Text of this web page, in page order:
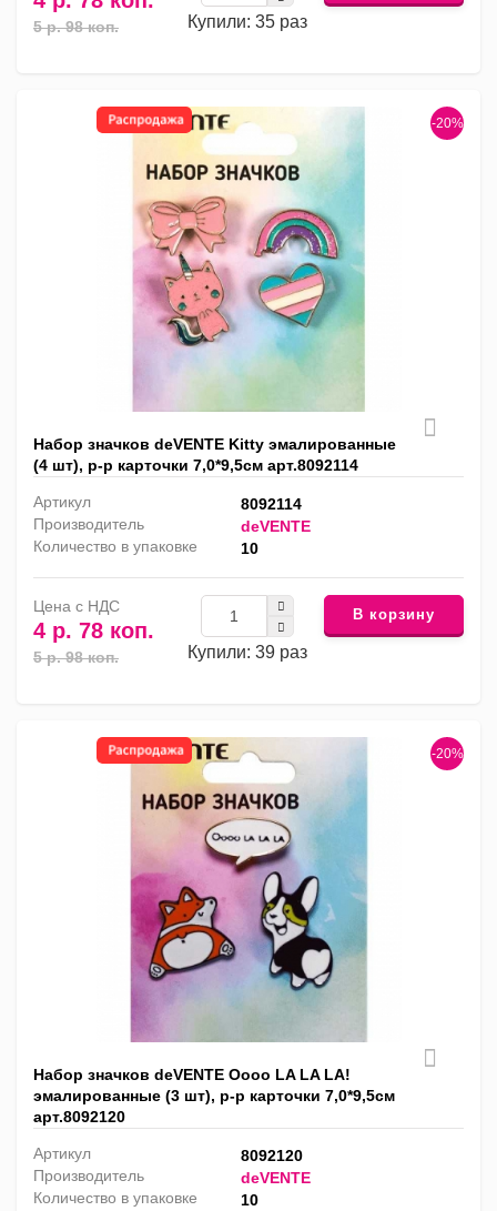
5 р. 98 коп. Купили: 35 раз
-20%
Набор значков deVENTE Kitty эмалированные
(4 шт), р-р карточки 7,0*9,5см арт.8092114
Артикул
8092114
Производитель
deVENTE
Количество в упаковке
10
Цена с НДС
4 р. 78 коп.
5 р. 98 коп. Купили: 39 раз
В корзину
-20%
Набор значков deVENTE Oooo LA LA LA!
эмалированные (3 шт), р-р карточки 7,0*9,5см
арт.8092120
Артикул
8092120
Производитель
deVENTE
Количество в упаковке
10